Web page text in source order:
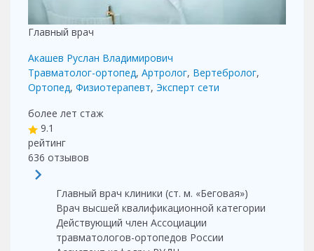
Главный врач
Акашев Руслан Владимирович
Травматолог-ортопед, Артролог, Вертебролог,
Ортопед, Физиотерапевт, Эксперт сети
более лет стаж
9.1
рейтинг
636 отзывов
Главный врач клиники (ст. м. «Беговая»)
Врач высшей квалификационной категории
Действующий член Ассоциации
травматологов-ортопедов России